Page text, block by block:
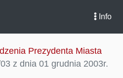
Info
Prezydenta Miasta
z dnia 01 grudnia 2003r.